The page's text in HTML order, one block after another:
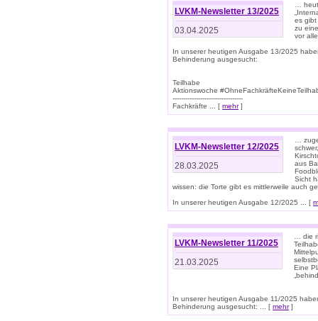
LVKM-Newsletter 13/2025
03.04.2025
…
es gibt
zu
vor
In unserer heutigen Ausgabe 13/2025
Behinderung ausgesucht:
Teilhabe
Aktionswoche
---------------------------------
Fachkräfte ... [ mehr]
LVKM-Newsletter 12/2025
28.03.2025
…
aus
Sicht
wissen: die Torte gibt es mittlerweile auch
In unserer heutigen Ausgabe 12/2025 ... [
LVKM-Newsletter 11/2025
21.03.2025
… die
Eine
In unserer heutigen Ausgabe 11/2025
Behinderung ausgesucht: ... [ mehr]